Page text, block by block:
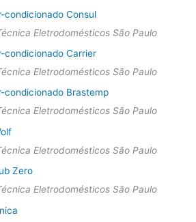
condicionado Consul
Eletrodomésticos São Paulo
condicionado Carrier
Eletrodomésticos São Paulo
condicionado Brastemp
Eletrodomésticos São Paulo
Eletrodomésticos São Paulo
Zero
Eletrodomésticos São Paulo